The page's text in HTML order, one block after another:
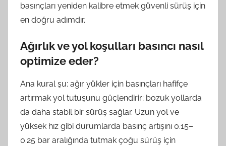
basınçları yeniden kalibre etmek güvenli sürüş için
en doğru adımdır.
Ağırlık ve yol koşulları basıncı nasıl
optimize eder?
Ana kural şu: ağır yükler için basınçları hafifçe
artırmak yol tutuşunu güçlendirir; bozuk yollarda
da daha stabil bir sürüş sağlar. Uzun yol ve
yüksek hız gibi durumlarda basınç artışını 0.15–
0.25 bar aralığında tutmak çoğu sürüş için